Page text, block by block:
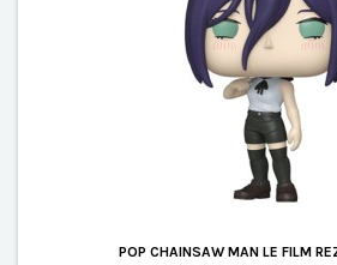
POP CHAINSAW MAN LE FILM